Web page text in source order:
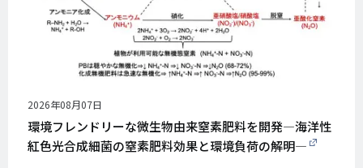
公
開
日
2026年08月07日
環境フレンドリーな微生物由来窒素肥料を開発―海洋性
紅色光合成細菌の窒素肥料効果と環境負荷の解明―